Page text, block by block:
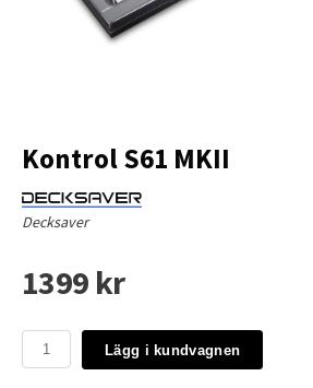
Kontrol S61 MKII
Decksaver
1399 kr
Lägg i kundvagnen